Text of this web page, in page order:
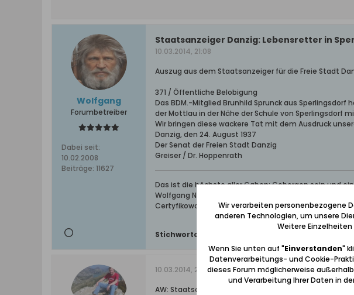
Wolfgang
Forumbetreiber
Dabei seit:
10.02.2008
Beiträge: 11627
Staatsanzeiger Danzig: Lebensretter in
10.03.2014, 21:08
Auszug aus dem Staatsanzeiger für die Freie Stadt
371 / Öffentliche Belobigung
Das BDM.-Mitglied Brunhild Sprunck aus Sperlingsdorf
der Mottlau in der Nähe der Schule von Sperlingsdorf
Wir bringen diese wackere Tat mit dem Ausdruck
Danzig, den 24. August 1937
Der Senat der Freien Stadt Danzig
Greiser / Dr. Hoppenrath
Das ist die höchste aller Gaben: Geborgen sein und
Wolfgang Naujocks: Zertifizierter Führer und
Certyfikowany przewodnik i wolontariusz po muzeum
Stichworte:
10.03.2014, 23:15
AW: Staatsanzeiger Danzig: Lebensretter in
Wir verarbeiten personenbezogene
anderen Technologien, um unsere
Weitere
Wenn Sie unten auf "Einverstanden"
Datenverarbeitungs- und Cookie-
dieses Forum möglicherweise
und Verarbeitung Ihrer Daten in